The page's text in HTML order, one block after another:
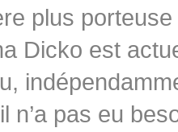
plus
Dicko est
n’a pas eu